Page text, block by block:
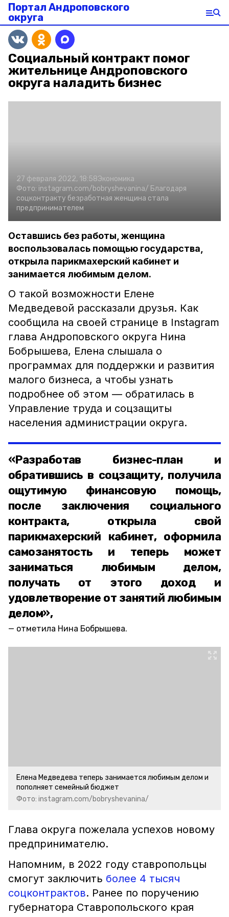
Портал Андроповского
округа
Социальный контракт помог
жительнице Андроповского
округа наладить бизнес
27 февраля 2022, 18:58Экономика
Фото: instagram.com/bobryshevanina/ Благодаря
соцконтракту безработная женщина стала
предпринимателем
Оставшись без работы, женщина
воспользовалась помощью государства,
открыла парикмахерский кабинет и
занимается любимым делом.
О такой возможности Елене
Медведевой рассказали друзья. Как
сообщила на своей странице в Instagram
глава Андроповского округа Нина
Бобрышева, Елена слышала о
программах для поддержки и развития
малого бизнеса, а чтобы узнать
подробнее об этом — обратилась в
Управление труда и соцзащиты
населения администрации округа.
«Разработав бизнес-план и
обратившись в соцзащиту, получила
ощутимую финансовую помощь,
после заключения социального
контракта, открыла свой
парикмахерский кабинет, оформила
самозанятость и теперь может
заниматься любимым делом,
получать от этого доход и
удовлетворение от занятий любимым
делом»,
отметила Нина Бобрышева.
Елена Медведева теперь занимается любимым делом и
пополняет семейный бюджет
Фото: instagram.com/bobryshevanina/
Глава округа пожелала успехов новому
предпринимателю.
Напомним, в 2022 году ставропольцы
смогут заключить более 4 тысяч
соцконтрактов. Ранее по поручению
губернатора Ставропольского края